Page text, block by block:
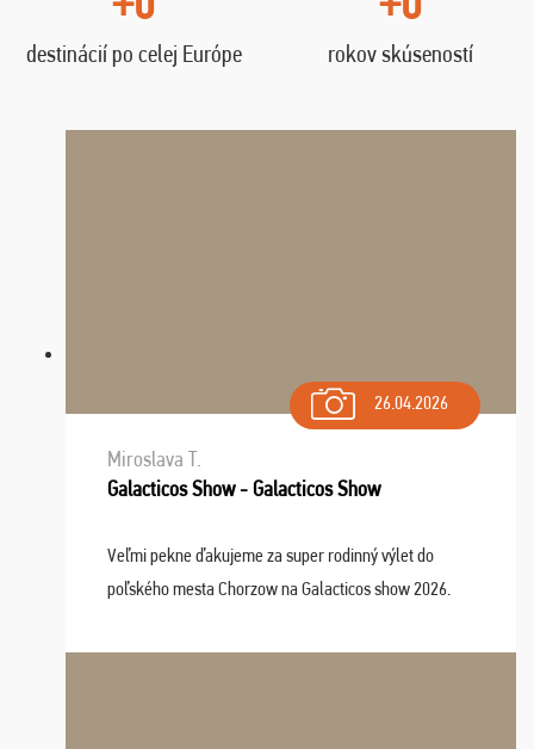
destinácií po celej Európe rokov skúseností
26.04.2026
Miroslava T.
Galacticos Show - Galacticos Show
Veľmi pekne ďakujeme za super rodinný výlet do
poľského mesta Chorzow na Galacticos show 2026.
Navštívili sme aj zábavný park Legendia, previe ...